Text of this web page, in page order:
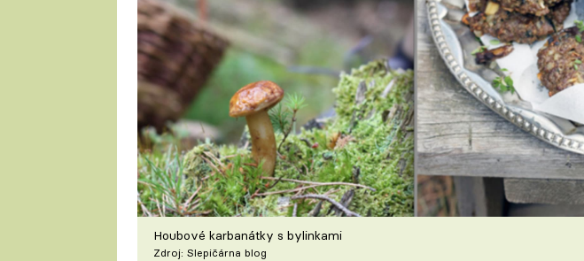
Houbové karbanátky s bylinkami
Zdroj: Slepičárna blog